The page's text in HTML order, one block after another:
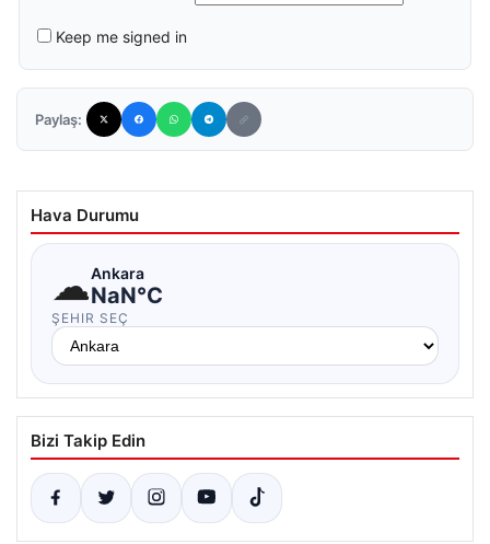
Keep me signed in
Paylaş:
Hava Durumu
☁Ankara
NaN°C
ŞEHIR SEÇ
Bizi Takip Edin